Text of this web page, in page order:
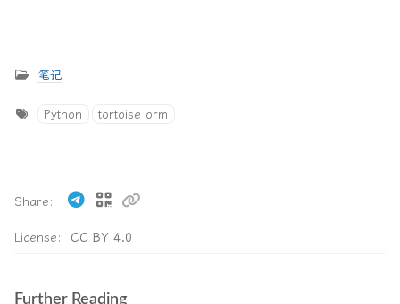
笔记
Python tortoise orm
License: CC BY 4.0
Share
Further Reading